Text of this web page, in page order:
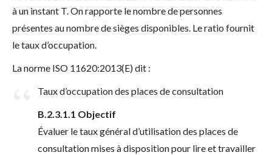
à un instant T. On rapporte le nombre de personnes
présentes au nombre de sièges disponibles. Le ratio fournit
le taux d’occupation.
La norme ISO 11620:2013(E) dit :
Taux d’occupation des places de consultation
B.2.3.1.1 Objectif
Évaluer le taux général d’utilisation des places de
consultation mises à disposition pour lire et travailler